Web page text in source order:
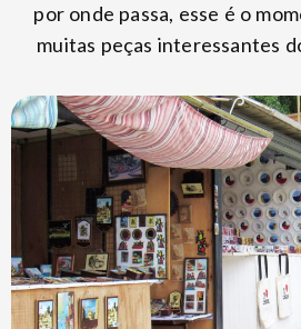
por onde passa, esse é o
muitas peças interessantes